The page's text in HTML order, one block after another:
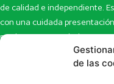
de las
de calidad e independiente.
con una cuidada
productos y novedades.
Inicio